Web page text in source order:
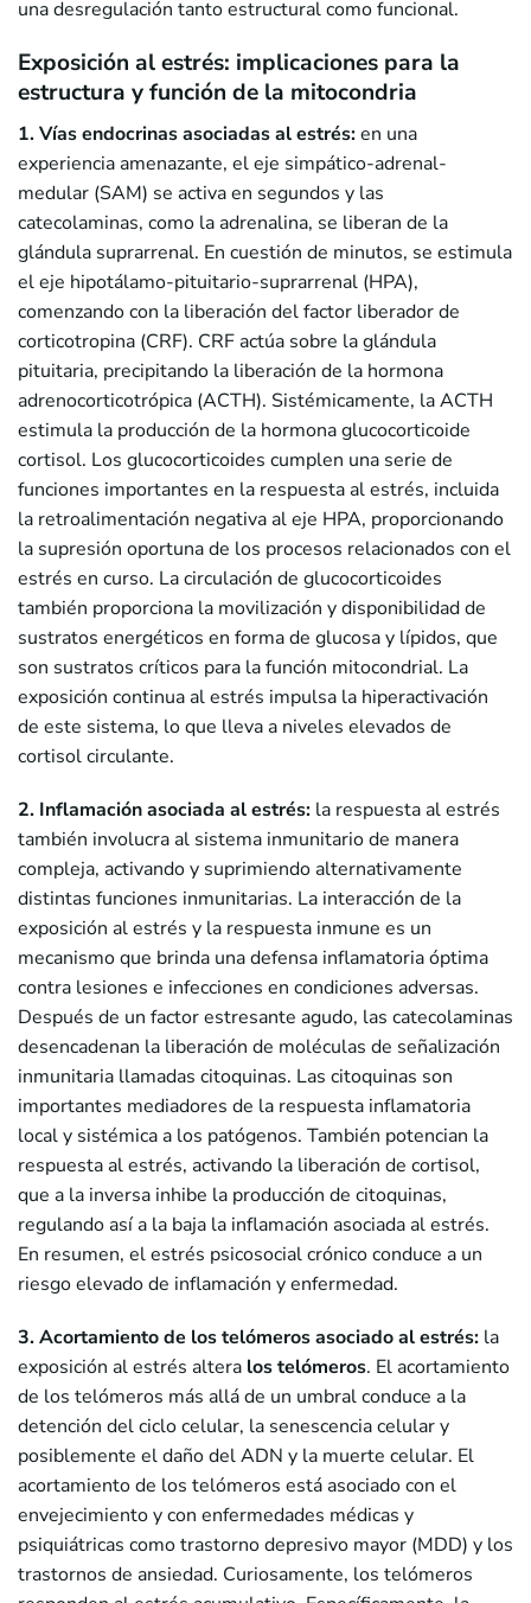
una desregulación tanto estructural como funcional.
Exposición al estrés: implicaciones para la
estructura y función de la mitocondria
1. Vías endocrinas asociadas al estrés:en una
experiencia amenazante, el eje simpático-adrenal-
medular (SAM) se activa en segundos y las
catecolaminas, como la adrenalina, se liberan de la
glándula suprarrenal. En cuestión de minutos, se estimula
el eje hipotálamo-pituitario-suprarrenal (HPA),
comenzando con la liberación del factor liberador de
corticotropina (CRF). CRF actúa sobre la glándula
pituitaria, precipitando la liberación de la hormona
adrenocorticotrópica (ACTH). Sistémicamente, la ACTH
estimula la producción de la hormona glucocorticoide
cortisol. Los glucocorticoides cumplen una serie de
funciones importantes en la respuesta al estrés, incluida
la retroalimentación negativa al eje HPA, proporcionando
la supresión oportuna de los procesos relacionados con el
estrés en curso. La circulación de glucocorticoides
también proporciona la movilización y disponibilidad de
sustratos energéticos en forma de glucosa y lípidos, que
son sustratos críticos para la función mitocondrial. La
exposición continua al estrés impulsa la hiperactivación
de este sistema, lo que lleva a niveles elevados de
cortisol circulante.
2. Inflamación asociada al estrés: la respuesta al estrés
también involucra al sistema inmunitario de manera
compleja, activando y suprimiendo alternativamente
distintas funciones inmunitarias. La interacción de la
exposición al estrés y la respuesta inmune es un
mecanismo que brinda una defensa inflamatoria óptima
contra lesiones e infecciones en condiciones adversas.
Después de un factor estresante agudo, las catecolaminas
desencadenan la liberación de moléculas de señalización
inmunitaria llamadas citoquinas. Las citoquinas son
importantes mediadores de la respuesta inflamatoria
local y sistémica a los patógenos. También potencian la
respuesta al estrés, activando la liberación de cortisol,
que a la inversa inhibe la producción de citoquinas,
regulando así a la baja la inflamación asociada al estrés.
En resumen, el estrés psicosocial crónico conduce a un
riesgo elevado de inflamación y enfermedad.
3. Acortamiento de los telómeros asociado al estrés: la
exposición al estrés altera los telómeros. El acortamiento
de los telómeros más allá de un umbral conduce a la
detención del ciclo celular, la senescencia celular y
posiblemente el daño del ADN y la muerte celular. El
acortamiento de los telómeros está asociado con el
envejecimiento y con enfermedades médicas y
psiquiátricas como trastorno depresivo mayor (MDD) y los
trastornos de ansiedad. Curiosamente, los telómeros